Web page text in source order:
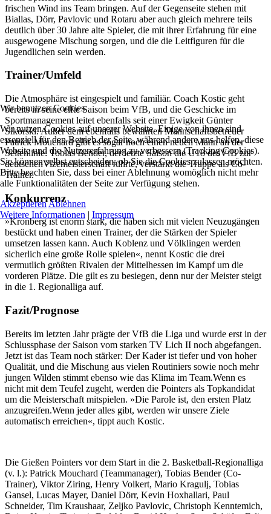
frischen Wind ins Team bringen. Auf der Gegenseite stehen mit
Biallas, Dörr, Pavlovic und Rotaru aber auch gleich mehrere teils
deutlich über 30 Jahre alte Spieler, die mit ihrer Erfahrung für eine
ausgewogene Mischung sorgen, und die die Leitfiguren für die
Jugendlichen sein werden.
Trainer/Umfeld
Die Atmosphäre ist eingespielt und familiär. Coach Kostic geht
bereits in seine elfte Saison beim VfB, und die Geschicke im
Sportmanagement leitet ebenfalls seit einer Ewigkeit Günter
Sikorski. Außer dem ebenfalls bewährten Mannschaftsbetreuer
Patrick Mouchard gibt es sogar noch einen neuen Mann an der
Seitenlinie: Tobias Bender, der letzte Saison die U18 desVfB zur
deutschenVizemeisterschaft führte, verstärkt die Truppe als Co-
Trainer.
Konkurrenz
»Kronberg ist enorm stark, die haben sich mit vielen Neuzugängen
bestückt und haben einen Trainer, der die Stärken der Spieler
umsetzen lassen kann. Auch Koblenz und Völklingen werden
sicherlich eine große Rolle spielen«, nennt Kostic die drei
vermutlich größten Rivalen der Mittelhessen im Kampf um die
vorderen Plätze. Die gilt es zu besiegen, denn nur der Meister steigt
in die 1. Regionalliga auf.
Fazit/Prognose
Bereits im letzten Jahr prägte der VfB die Liga und wurde erst in der
Schlussphase der Saison vom starken TV Lich II noch abgefangen.
Jetzt ist das Team noch stärker: Der Kader ist tiefer und von hoher
Qualität, und die Mischung aus vielen Routiniers sowie noch mehr
jungen Wilden stimmt ebenso wie das Klima im Team.Wenn es
nicht mit dem Teufel zugeht, werden die Pointers als Topkandidat
um die Meisterschaft mitspielen. »Die Parole ist, den ersten Platz
anzugreifen.Wenn jeder alles gibt, werden wir unsere Ziele
automatisch erreichen«, tippt auch Kostic.
Die Gießen Pointers vor dem Start in die 2. Basketball-Regionalliga
(v. l.): Patrick Mouchard (Teammanager), Tobias Bender (Co-
Trainer), Viktor Ziring, Henry Volkert, Mario Kragulj, Tobias
Gansel, Lucas Mayer, Daniel Dörr, Kevin Hoxhallari, Paul
Schneider, Tim Kraushaar, Zeljko Pavlovic, Christoph Kenntemich,
Wir benutzen Cookies
Wir nutzen Cookies auf unserer Website. Einige von ihnen sind
essenziell für den Betrieb der Seite, während andere uns helfen, diese
Website und die Nutzererfahrung zu verbessern (Tracking Cookies).
Sie können selbst entscheiden, ob Sie die Cookies zulassen möchten.
Bitte beachten Sie, dass bei einer Ablehnung womöglich nicht mehr
alle Funktionalitäten der Seite zur Verfügung stehen.
Akzeptieren Ablehnen
Weitere Informationen | Impressum